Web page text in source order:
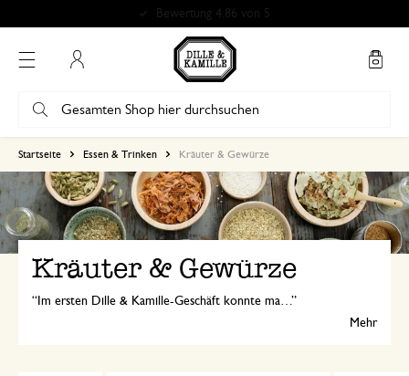
Bewertung 4.86 von 5
Startseite Essen & Trinken Kräuter & Gewürze
Kräuter & Gewürze
Im ersten Dille & Kamille-Geschäft konnte man bereits gute Kräuter und Gewürze kaufen. Und Sie können es immer noch: Entdecken Sie unser reichhaltiges Angebot!
Mehr